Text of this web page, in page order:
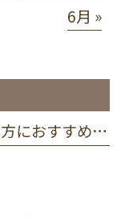
6月 »
インプラント治療に恐怖心がある方におすすめ 静脈麻酔って？